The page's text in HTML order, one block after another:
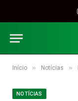
Início » Notícias »
NOTÍCIAS